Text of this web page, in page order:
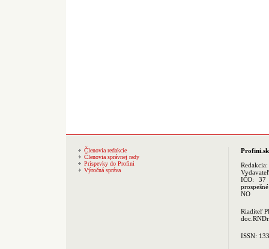
Členovia redakcie
Členovia správnej rady
Príspevky do Profini
Výročná správa
Profini.sk
Redakcia:
IČO: 37
NO
Riaditeľ
ISSN: